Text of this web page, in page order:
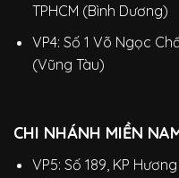
TPHCM (Bình Dương)
VP4: Số 1 Võ Ngọc
(Vũng Tàu)
CHI NHÁNH MIỀN
VP5: Số 189, KP